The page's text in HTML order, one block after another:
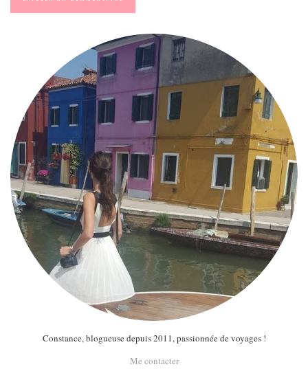
Constance, blogueuse depuis 2011, passionnée de voyages !
Me contacter